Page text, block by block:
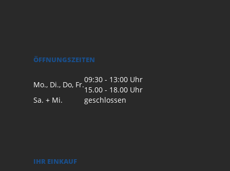
ÖFFNUNGSZEITEN
Mo., Di., Do, Fr.
09:30 - 13:00 Uhr
15.00 - 18.00 Uhr
Sa. + Mi.
geschlossen
IHR EINKAUF